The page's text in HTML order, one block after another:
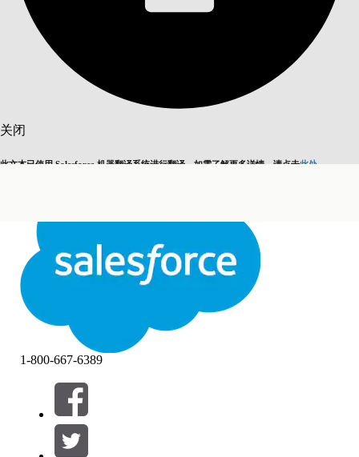
关闭
此文本已使用 Salesforce 机器翻译系统进行翻译。如需了解更多详情，请点击此处
关闭关闭
筛选器 (0)
选择筛选器
1-800-667-6389